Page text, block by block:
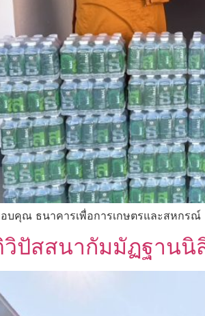
คุณ ธนาคารเพื่อการเกษตรและสหกร
วิปัสสนากัมมัฏฐานนิ